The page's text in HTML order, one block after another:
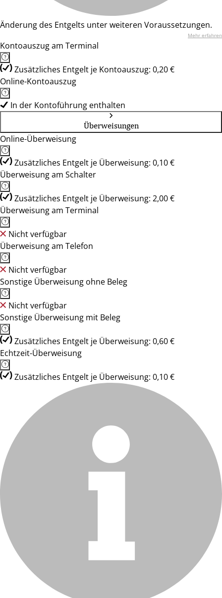
Änderung des Entgelts unter weiteren Voraussetzungen.
Mehr erfahren
Kontoauszug am Terminal
Zusätzliches Entgelt je Kontoauszug: 0,20 €
Online-Kontoauszug
In der Kontoführung enthalten
Überweisungen
Online-Überweisung
Zusätzliches Entgelt je Überweisung: 0,10 €
Überweisung am Schalter
Zusätzliches Entgelt je Überweisung: 2,00 €
Überweisung am Terminal
Nicht verfügbar
Überweisung am Telefon
Nicht verfügbar
Sonstige Überweisung ohne Beleg
Nicht verfügbar
Sonstige Überweisung mit Beleg
Zusätzliches Entgelt je Überweisung: 0,60 €
Echtzeit-Überweisung
Zusätzliches Entgelt je Überweisung: 0,10 €